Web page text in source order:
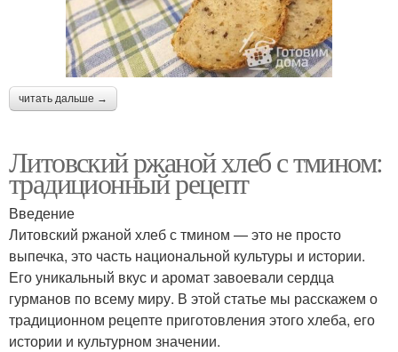
читать дальше →
Литовский ржаной хлеб с тмином:
традиционный рецепт
Введение
Литовский ржаной хлеб с тмином — это не просто
выпечка, это часть национальной культуры и истории.
Его уникальный вкус и аромат завоевали сердца
гурманов по всему миру. В этой статье мы расскажем о
традиционном рецепте приготовления этого хлеба, его
истории и культурном значении.